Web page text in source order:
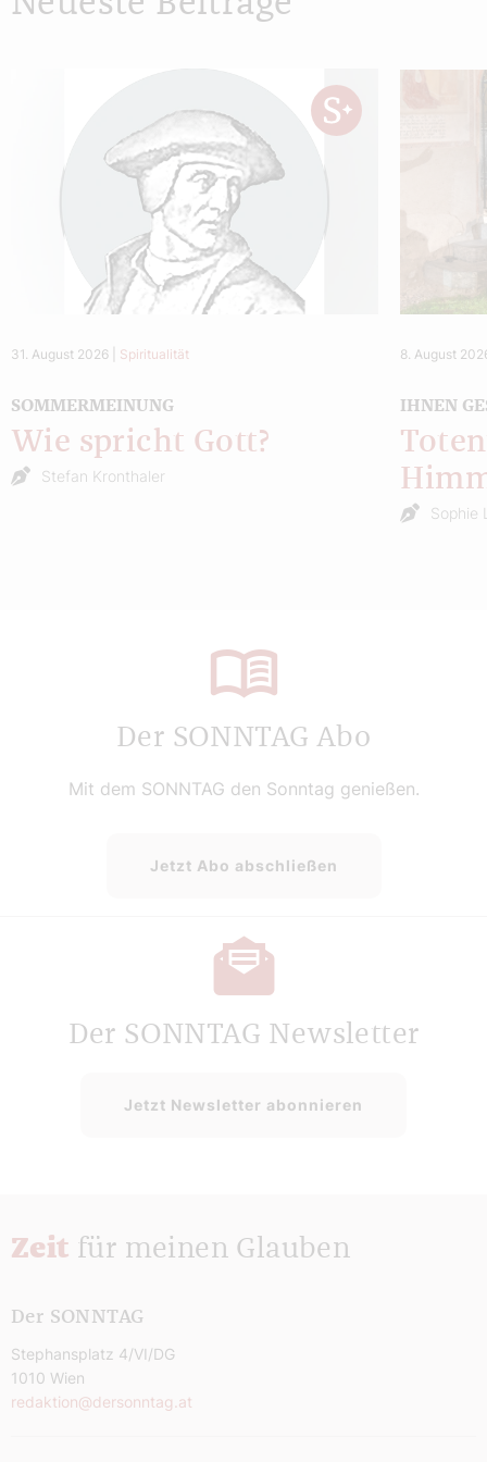
31. August 2026 Spiritualität
SOMMERMEINUNG
Wie spricht Gott?
Stefan Kronthaler
8. August
IHNEN
Sophie
Der SONNTAG Abo
Mit dem SONNTAG den Sonntag genießen.
Jetzt Abo abschließen
Der SONNTAG Newsletter
Jetzt Newsletter abonnieren
Zeit für meinen Glauben
Der SONNTAG
Stephansplatz 4/VI/DG
1010 Wien
redaktion@dersonntag.at